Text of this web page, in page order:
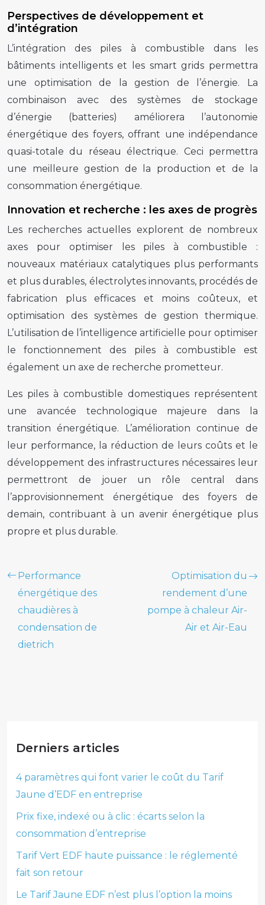
Perspectives de développement et
d’intégration
L’intégration des piles à combustible dans les
bâtiments intelligents et les smart grids permettra
une optimisation de la gestion de l’énergie. La
combinaison avec des systèmes de stockage
d’énergie (batteries) améliorera l’autonomie
énergétique des foyers, offrant une indépendance
quasi-totale du réseau électrique. Ceci permettra
une meilleure gestion de la production et de la
consommation énergétique.
Innovation et recherche : les axes de progrès
Les recherches actuelles explorent de nombreux
axes pour optimiser les piles à combustible :
nouveaux matériaux catalytiques plus performants
et plus durables, électrolytes innovants, procédés de
fabrication plus efficaces et moins coûteux, et
optimisation des systèmes de gestion thermique.
L’utilisation de l’intelligence artificielle pour optimiser
le fonctionnement des piles à combustible est
également un axe de recherche prometteur.
Les piles à combustible domestiques représentent
une avancée technologique majeure dans la
transition énergétique. L’amélioration continue de
leur performance, la réduction de leurs coûts et le
développement des infrastructures nécessaires leur
permettront de jouer un rôle central dans
l’approvisionnement énergétique des foyers de
demain, contribuant à un avenir énergétique plus
propre et plus durable.
Performance
énergétique des
chaudières à
condensation de
dietrich
Optimisation du
rendement d’une
pompe à chaleur Air-
Air et Air-Eau
Derniers articles
4 paramètres qui font varier le coût du Tarif
Jaune d’EDF en entreprise
Prix fixe, indexé ou à clic : écarts selon la
consommation d’entreprise
Tarif Vert EDF haute puissance : le réglementé
fait son retour
Le Tarif Jaune EDF n’est plus l’option la moins